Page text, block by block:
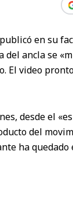
en su
del ancla se
El video
desde el
del
ha quedado